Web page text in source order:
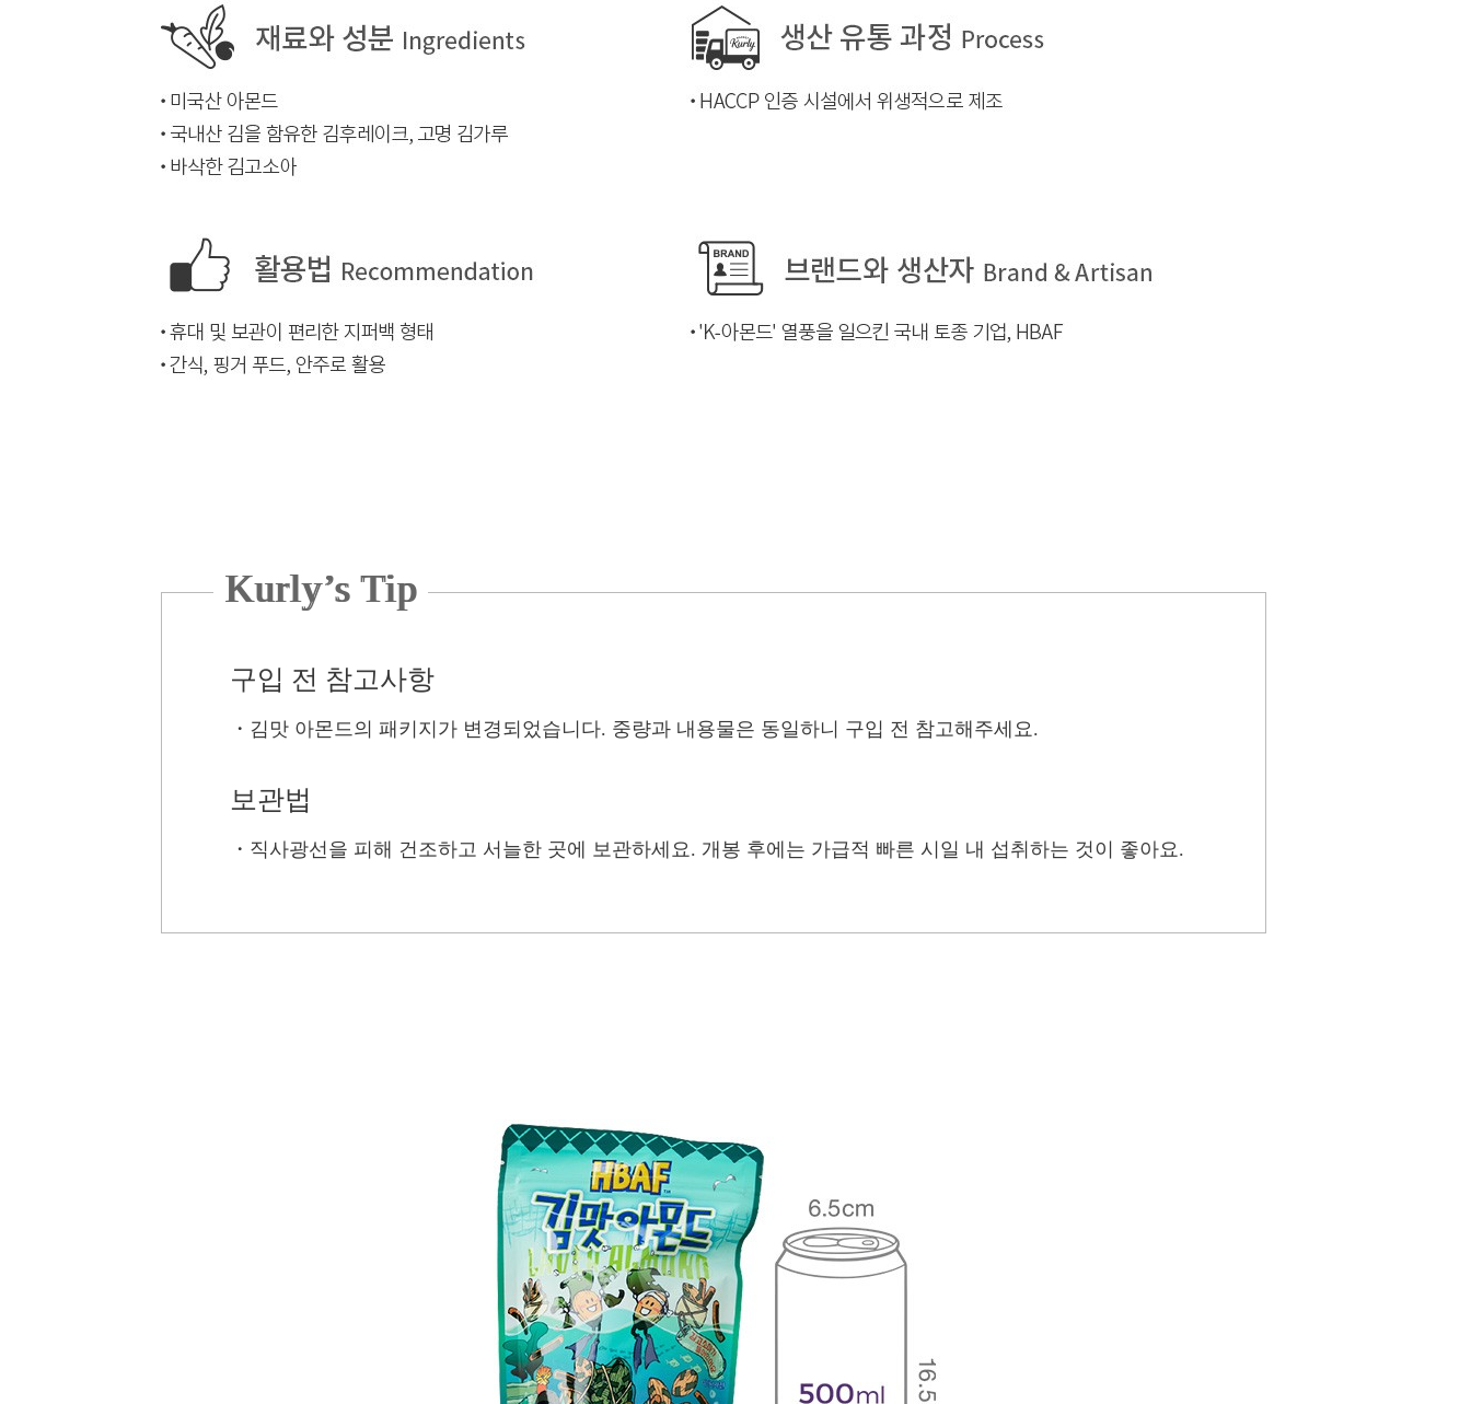
Kurly’s Tip
구입 전 참고사항
・ 김맛 아몬드의 패키지가 변경되었습니다. 중량과 내용물은 동일하니 구입 전 참고해주세요.
보관법
・ 직사광선을 피해 건조하고 서늘한 곳에 보관하세요. 개봉 후에는 가급적 빠른 시일 내 섭취하는 것이 좋아요.